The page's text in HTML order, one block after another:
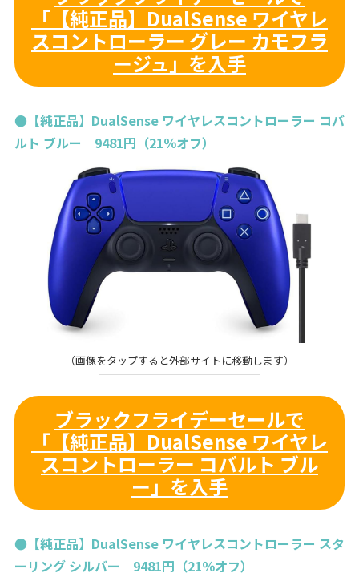
「【純正品】DualSense ワイヤレ
スコントローラー グレー カモフラ
ージュ」を入手
●【純正品】DualSense ワイヤレスコントローラー コバ
ルト ブルー 9481円（21％オフ）
（画像をタップすると外部サイトに移動します）
ブラックフライデーセールで
「【純正品】DualSense ワイヤレ
スコントローラー コバルト ブル
ー」を入手
●【純正品】DualSense ワイヤレスコントローラー スタ
ーリング シルバー 9481円（21％オフ）